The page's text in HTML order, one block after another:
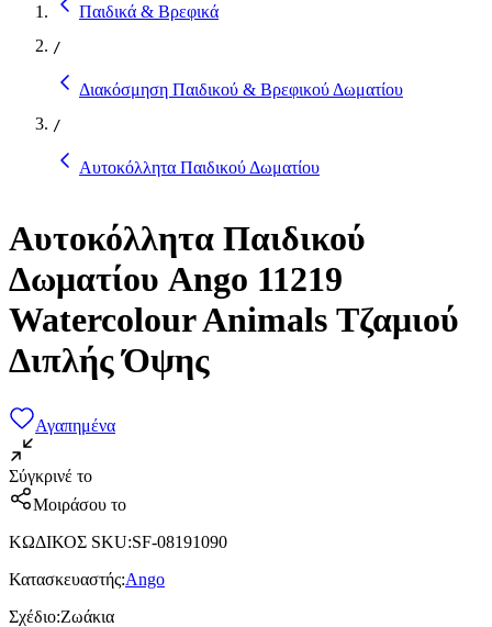
Παιδικά & Βρεφικά
/
Διακόσμηση Παιδικού & Βρεφικού Δωματίου
/
Αυτοκόλλητα Παιδικού Δωματίου
Αυτοκόλλητα Παιδικού
Δωματίου Ango 11219
Watercolour Animals Τζαμιού
Διπλής Όψης
Αγαπημένα
Σύγκρινέ το
Μοιράσου το
ΚΩΔΙΚΟΣ SKU:SF-08191090
Κατασκευαστής:Ango
Σχέδιο:Ζωάκια